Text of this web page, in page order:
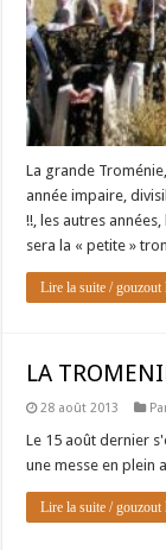
La grande
année impaire,
!!, les autres années,
sera la « petite »
Lire la suite / gouzout
LA
28 août 2013
Le 15 août dernier
une messe en plein
Lire la suite / gouzout